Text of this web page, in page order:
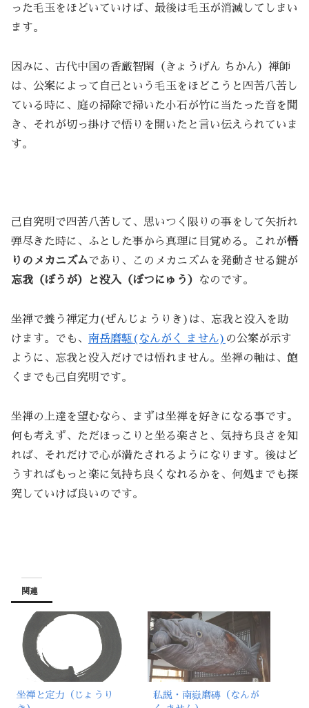
った毛玉をほどいていけば、最後は毛玉が消滅してしまい
ます。
因みに、古代中国の香厳智閑（きょうげん ちかん）禅師
は、公案によって自己という毛玉をほどこうと四苦八苦し
ている時に、庭の掃除で掃いた小石が竹に当たった音を聞
き、それが切っ掛けで悟りを開いたと言い伝えられていま
す。
己自究明で四苦八苦して、思いつく限りの事をして矢折れ
弾尽きた時に、ふとした事から真理に目覚める。これが悟
りのメカニズムであり、このメカニズムを発動させる鍵が
忘我（ぼうが）と没入（ぼつにゅう） なのです。
坐禅で養う禅定力(ぜんじょうりき)は、忘我と没入を助
けます。でも、
南岳磨甎(なんがく ません) の公案が示す
ように、忘我と没入だけでは悟れません。坐禅の軸は、飽
くまでも己自究明です。
坐禅の上達を望むなら、まずは坐禅を好きになる事です。
何も考えず、ただほっこりと坐る楽さと、気持ち良さを知
れば、それだけで心が満たされるようになります。後はど
うすればもっと楽に気持ち良くなれるかを、何処までも探
究していけば良いのです。
関連
坐禅と定力（じょうり
私説・南嶽磨磚（なんが